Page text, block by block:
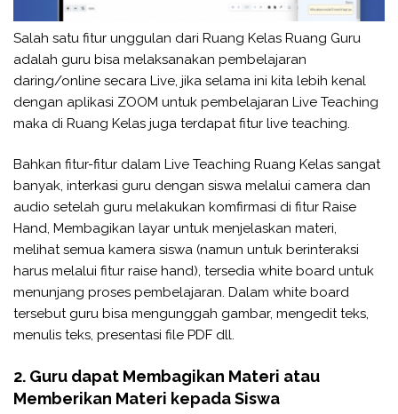
Salah satu fitur unggulan dari Ruang Kelas Ruang Guru
adalah guru bisa melaksanakan pembelajaran
daring/online secara Live, jika selama ini kita lebih kenal
dengan aplikasi ZOOM untuk pembelajaran Live Teaching
maka di Ruang Kelas juga terdapat fitur live teaching.
Bahkan fitur-fitur dalam Live Teaching Ruang Kelas sangat
banyak, interkasi guru dengan siswa melalui camera dan
audio setelah guru melakukan komfirmasi di fitur Raise
Hand, Membagikan layar untuk menjelaskan materi,
melihat semua kamera siswa (namun untuk berinteraksi
harus melalui fitur raise hand), tersedia white board untuk
menunjang proses pembelajaran. Dalam white board
tersebut guru bisa mengunggah gambar, mengedit teks,
menulis teks, presentasi file PDF dll.
2. Guru dapat Membagikan Materi atau
Memberikan Materi kepada Siswa